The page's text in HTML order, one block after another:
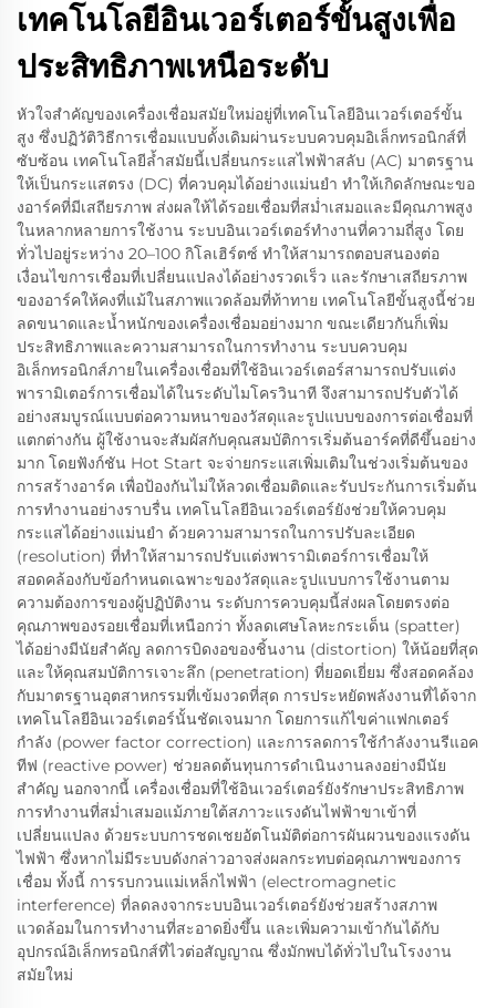
เทคโนโลยีอินเวอร์เตอร์ขั้นสูงเพื่อ
ประสิทธิภาพเหนือระดับ
หัวใจสำคัญของเครื่องเชื่อมสมัยใหม่อยู่ที่เทคโนโลยีอินเวอร์เตอร์ขั้น
สูง ซึ่งปฏิวัติวิธีการเชื่อมแบบดั้งเดิมผ่านระบบควบคุมอิเล็กทรอนิกส์ที่
ซับซ้อน เทคโนโลยีล้ำสมัยนี้เปลี่ยนกระแสไฟฟ้าสลับ (AC) มาตรฐาน
ให้เป็นกระแสตรง (DC) ที่ควบคุมได้อย่างแม่นยำ ทำให้เกิดลักษณะขอ
งอาร์คที่มีเสถียรภาพ ส่งผลให้ได้รอยเชื่อมที่สม่ำเสมอและมีคุณภาพสูง
ในหลากหลายการใช้งาน ระบบอินเวอร์เตอร์ทำงานที่ความถี่สูง โดย
ทั่วไปอยู่ระหว่าง 20–100 กิโลเฮิร์ตซ์ ทำให้สามารถตอบสนองต่อ
เงื่อนไขการเชื่อมที่เปลี่ยนแปลงได้อย่างรวดเร็ว และรักษาเสถียรภาพ
ของอาร์คให้คงที่แม้ในสภาพแวดล้อมที่ท้าทาย เทคโนโลยีขั้นสูงนี้ช่วย
ลดขนาดและน้ำหนักของเครื่องเชื่อมอย่างมาก ขณะเดียวกันก็เพิ่ม
ประสิทธิภาพและความสามารถในการทำงาน ระบบควบคุม
อิเล็กทรอนิกส์ภายในเครื่องเชื่อมที่ใช้อินเวอร์เตอร์สามารถปรับแต่ง
พารามิเตอร์การเชื่อมได้ในระดับไมโครวินาที จึงสามารถปรับตัวได้
อย่างสมบูรณ์แบบต่อความหนาของวัสดุและรูปแบบของการต่อเชื่อมที่
แตกต่างกัน ผู้ใช้งานจะสัมผัสกับคุณสมบัติการเริ่มต้นอาร์คที่ดีขึ้นอย่าง
มาก โดยฟังก์ชัน Hot Start จะจ่ายกระแสเพิ่มเติมในช่วงเริ่มต้นของ
การสร้างอาร์ค เพื่อป้องกันไม่ให้ลวดเชื่อมติดและรับประกันการเริ่มต้น
การทำงานอย่างราบรื่น เทคโนโลยีอินเวอร์เตอร์ยังช่วยให้ควบคุม
กระแสได้อย่างแม่นยำ ด้วยความสามารถในการปรับละเอียด
(resolution) ที่ทำให้สามารถปรับแต่งพารามิเตอร์การเชื่อมให้
สอดคล้องกับข้อกำหนดเฉพาะของวัสดุและรูปแบบการใช้งานตาม
ความต้องการของผู้ปฏิบัติงาน ระดับการควบคุมนี้ส่งผลโดยตรงต่อ
คุณภาพของรอยเชื่อมที่เหนือกว่า ทั้งลดเศษโลหะกระเด็น (spatter)
ได้อย่างมีนัยสำคัญ ลดการบิดงอของชิ้นงาน (distortion) ให้น้อยที่สุด
และให้คุณสมบัติการเจาะลึก (penetration) ที่ยอดเยี่ยม ซึ่งสอดคล้อง
กับมาตรฐานอุตสาหกรรมที่เข้มงวดที่สุด การประหยัดพลังงานที่ได้จาก
เทคโนโลยีอินเวอร์เตอร์นั้นชัดเจนมาก โดยการแก้ไขค่าแฟกเตอร์
กำลัง (power factor correction) และการลดการใช้กำลังงานรีแอค
ทีฟ (reactive power) ช่วยลดต้นทุนการดำเนินงานลงอย่างมีนัย
สำคัญ นอกจากนี้ เครื่องเชื่อมที่ใช้อินเวอร์เตอร์ยังรักษาประสิทธิภาพ
การทำงานที่สม่ำเสมอแม้ภายใต้สภาวะแรงดันไฟฟ้าขาเข้าที่
เปลี่ยนแปลง ด้วยระบบการชดเชยอัตโนมัติต่อการผันผวนของแรงดัน
ไฟฟ้า ซึ่งหากไม่มีระบบดังกล่าวอาจส่งผลกระทบต่อคุณภาพของการ
เชื่อม ทั้งนี้ การรบกวนแม่เหล็กไฟฟ้า (electromagnetic
interference) ที่ลดลงจากระบบอินเวอร์เตอร์ยังช่วยสร้างสภาพ
แวดล้อมในการทำงานที่สะอาดยิ่งขึ้น และเพิ่มความเข้ากันได้กับ
อุปกรณ์อิเล็กทรอนิกส์ที่ไวต่อสัญญาณ ซึ่งมักพบได้ทั่วไปในโรงงาน
สมัยใหม่